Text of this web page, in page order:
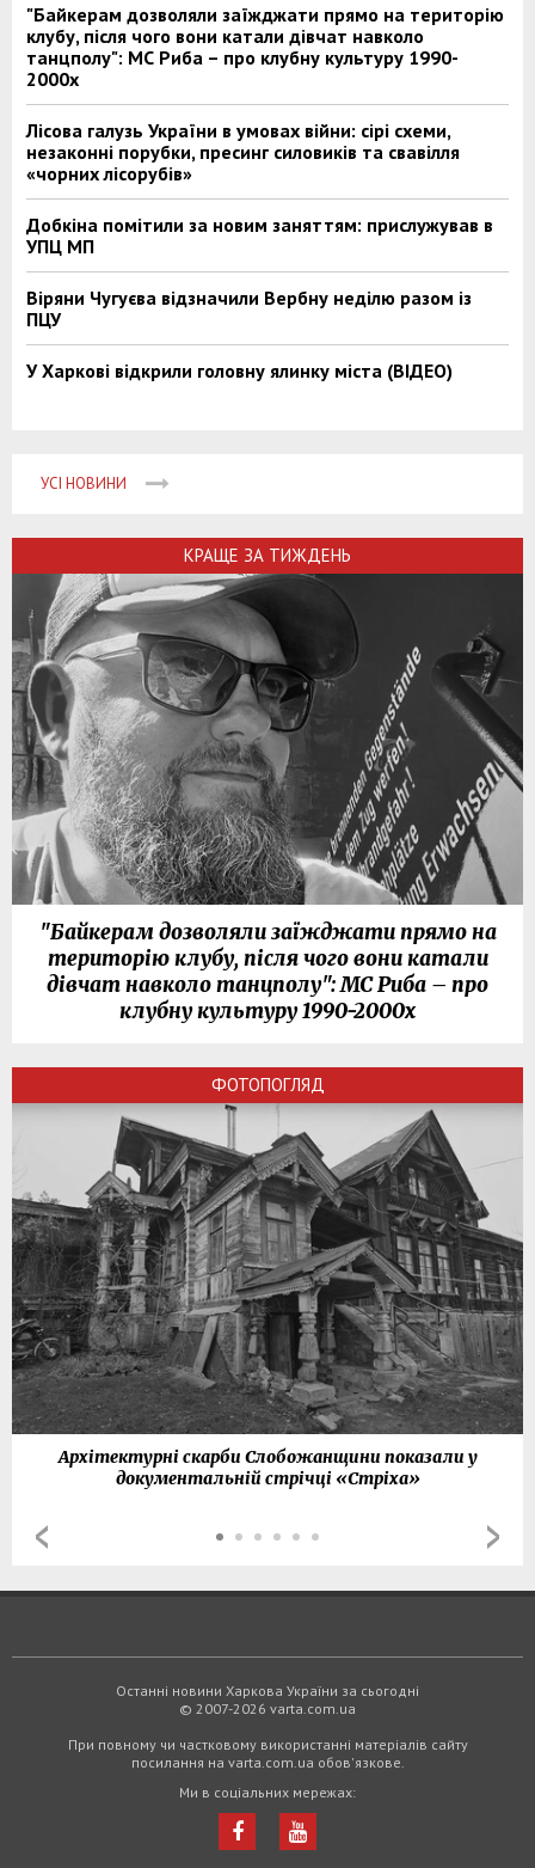
"Байкерам дозволяли заїжджати прямо на територію
клубу, після чого вони катали дівчат навколо
танцполу": МС Риба – про клубну культуру 1990-
2000х
Лісова галузь України в умовах війни: сірі схеми,
незаконні порубки, пресинг силовиків та свавілля
«чорних лісорубів»
Добкіна помітили за новим заняттям: прислужував в
УПЦ МП
Віряни Чугуєва відзначили Вербну неділю разом із
ПЦУ
У Харкові відкрили головну ялинку міста (ВІДЕО)
УСІ НОВИНИ
КРАЩЕ ЗА ТИЖДЕНЬ
"Байкерам дозволяли заїжджати прямо на
територію клубу, після чого вони катали
дівчат навколо танцполу": МС Риба – про
клубну культуру 1990-2000х
ФОТОПОГЛЯД
Архітектурні скарби Слобожанщини показали у
документальній стрічці «Стріха»
Останні новини Харкова України за сьогодні
© 2007-2026 varta.com.ua
При повному чи частковому використанні матеріалів сайту
посилання на varta.com.ua обов'язкове.
Ми в соціальних мережах: